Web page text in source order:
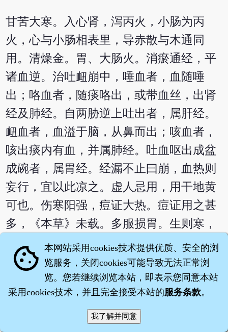
甘苦大寒。入心肾，泻丙火，小肠为丙
火，心与小肠相表里，导赤散与木通同
用。清燥金。胃、大肠火。消瘀通经，平
诸血逆。治吐衄崩中，唾血者，血随唾
出；咯血者，随痰咯出，或带血丝，出肾
经及肺经。自两胁逆上吐出者，属肝经。
衄血者，血溢于脑，从鼻而出；咳血者，
咳出痰内有血，并属肺经。吐血呕出成盆
成碗者，属胃经。经漏不止曰崩，血热则
妄行，宜以此凉之。虚人忌用，用干地黄
可也。伤寒阳强，痘证大热。痘证用之甚
多，《本草》未载。多服损胃。生则寒，
干则凉，熟则温。故分为三条。以便施
用。
《本经逢原》：生地黄性禀至阴，功专散
血，入手、足少阴、厥阴，兼行足太阴、
手太阳。钱仲阳导赤散与木通同用，泻丙
cookie 本网站采用cookies技术提供优质、安全的浏
览服务，关闭cookies可能导致无法正常浏
览。您若继续浏览本站，即表示您同意本站
采用cookies技术，并且完全接受本站的服务条款。